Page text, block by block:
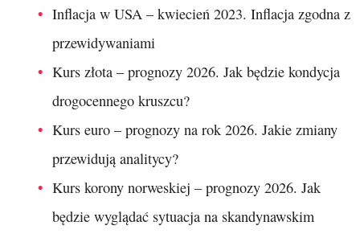
Inflacja w USA – kwiecień 2023. Inflacja zgodna z
przewidywaniami
Kurs złota – prognozy 2026. Jak będzie kondycja
drogocennego kruszcu?
Kurs euro – prognozy na rok 2026. Jakie zmiany
przewidują analitycy?
Kurs korony norweskiej – prognozy 2026. Jak
będzie wyglądać sytuacja na skandynawskim